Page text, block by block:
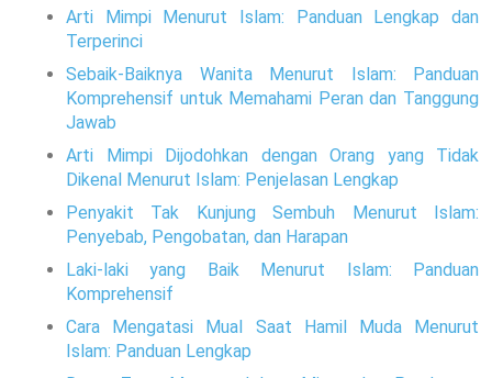
Arti Mimpi Menurut Islam: Panduan Lengkap dan
Terperinci
Sebaik-Baiknya Wanita Menurut Islam: Panduan
Komprehensif untuk Memahami Peran dan Tanggung
Jawab
Arti Mimpi Dijodohkan dengan Orang yang Tidak
Dikenal Menurut Islam: Penjelasan Lengkap
Penyakit Tak Kunjung Sembuh Menurut Islam:
Penyebab, Pengobatan, dan Harapan
Laki-laki yang Baik Menurut Islam: Panduan
Komprehensif
Cara Mengatasi Mual Saat Hamil Muda Menurut
Islam: Panduan Lengkap